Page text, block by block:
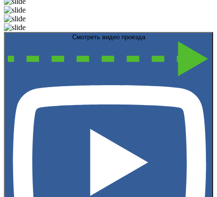
Смотреть видео проезда